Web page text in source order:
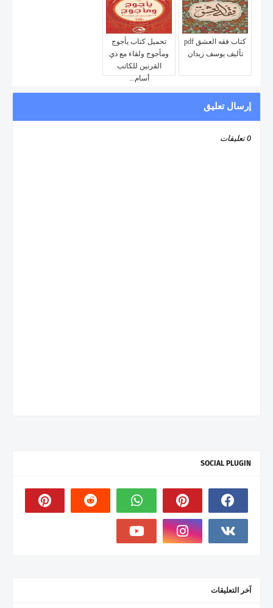
كتاب فقه العشق pdf
تأليف يوسف زيدان
تحميل كتاب يأجوج
ومأجوج ولقاء مع ذي
القرنين للكاتب
أسام...
إرسال تعليق
0 تعليقات
SOCIAL PLUGIN
آخر التعليقات